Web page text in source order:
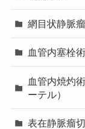
網目状静脈瘤
血管内塞栓
血管内焼灼
ーテル）
表在静脈瘤